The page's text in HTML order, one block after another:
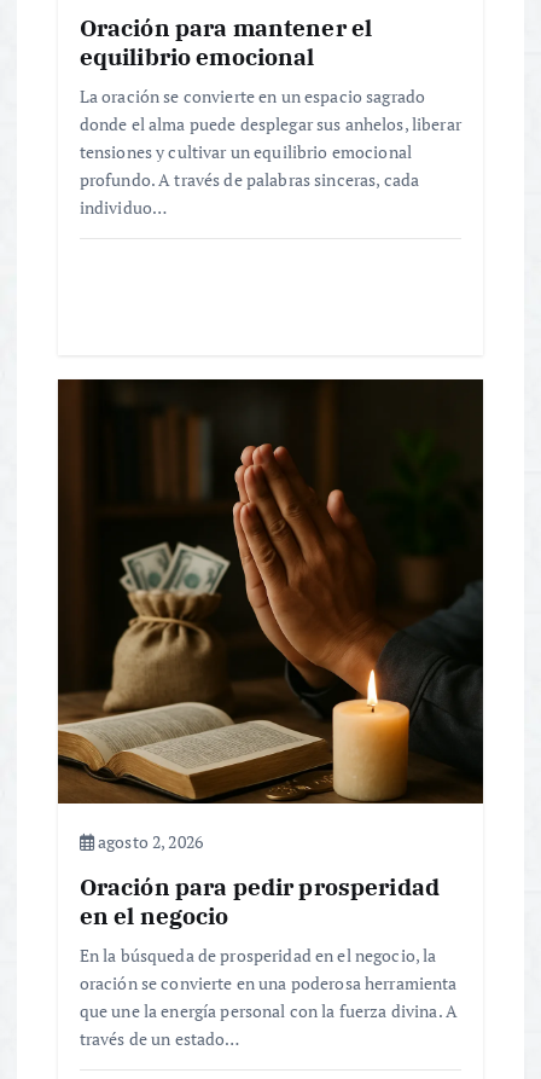
Oración para mantener el
equilibrio emocional
La oración se convierte en un espacio sagrado
donde el alma puede desplegar sus anhelos, liberar
tensiones y cultivar un equilibrio emocional
profundo. A través de palabras sinceras, cada
individuo…
agosto 2, 2026
Oración para pedir prosperidad
en el negocio
En la búsqueda de prosperidad en el negocio, la
oración se convierte en una poderosa herramienta
que une la energía personal con la fuerza divina. A
través de un estado…